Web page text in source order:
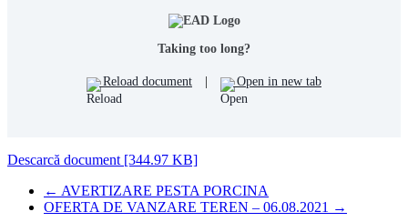
Taking too long?
Reload document Open in new tab
Descarcă document [344.97 KB]
← AVERTIZARE PESTA PORCINA
OFERTA DE VANZARE TEREN – 06.08.2021 →